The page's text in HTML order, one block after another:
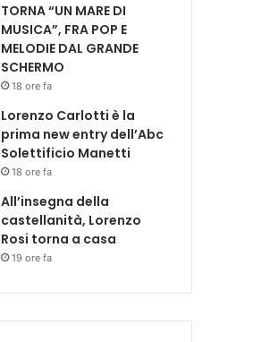
TORNA “UN MARE DI
MUSICA”, FRA POP E
MELODIE DAL GRANDE
SCHERMO
18 ore fa
Lorenzo Carlotti è la
prima new entry dell’Abc
Solettificio Manetti
18 ore fa
All’insegna della
castellanità, Lorenzo
Rosi torna a casa
19 ore fa